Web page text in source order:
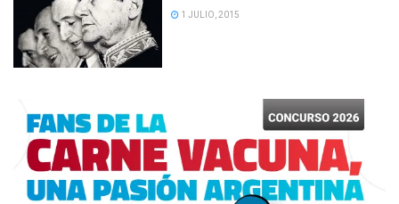
1 JULIO, 2015